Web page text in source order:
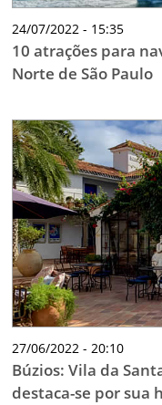
24/07/2022 - 15:35
10 atrações para
Norte de São Paulo
27/06/2022 - 20:10
Búzios: Vila da
destaca-se por sua